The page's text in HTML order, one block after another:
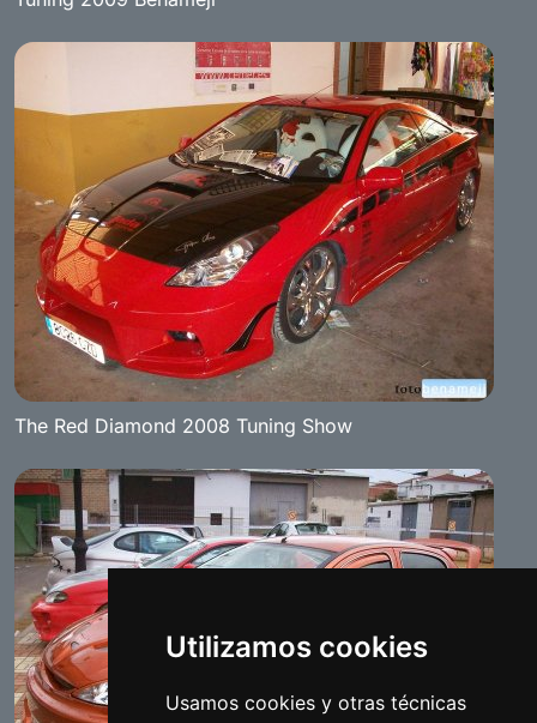
Utilizamos cookies
Usamos cookies y otras técnicas
The Red Diamond 2008 Tuning Show